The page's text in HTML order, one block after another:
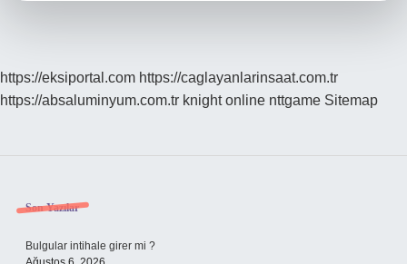
https://eksiportal.com https://caglayanlarinsaat.com.tr
https://absaluminyum.com.tr knight online nttgame Sitemap
Sidebar
Son Yazılar
Bulgular intihale girer mi ?